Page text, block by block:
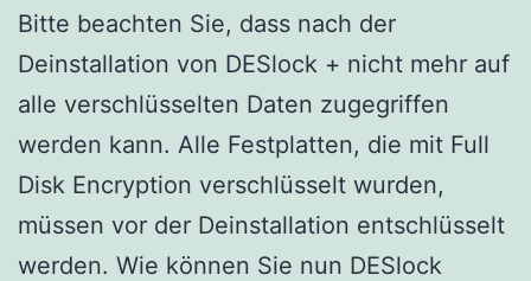
Bitte beachten Sie, dass nach der
Deinstallation von DESlock + nicht mehr auf
alle verschlüsselten Daten zugegriffen
werden kann. Alle Festplatten, die mit Full
Disk Encryption verschlüsselt wurden,
müssen vor der Deinstallation entschlüsselt
werden. Wie können Sie nun DESlock